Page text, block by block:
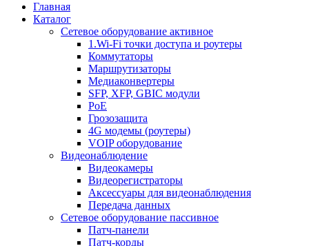
Главная
Каталог
Сетевое оборудование активное
1.Wi-Fi точки доступа и роутеры
Коммутаторы
Маршрутизаторы
Медиаконвертеры
SFP, XFP, GBIC модули
PoE
Грозозащита
4G модемы (роутеры)
VOIP оборудование
Видеонаблюдение
Видеокамеры
Видеорегистраторы
Аксессуары для видеонаблюдения
Передача данных
Сетевое оборудование пассивное
Патч-панели
Патч-корды